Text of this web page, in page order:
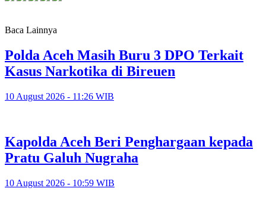
Baca Lainnya
Polda Aceh Masih Buru 3 DPO Terkait
Kasus Narkotika di Bireuen
10 August 2026 - 11:26 WIB
Kapolda Aceh Beri Penghargaan kepada
Pratu Galuh Nugraha
10 August 2026 - 10:59 WIB